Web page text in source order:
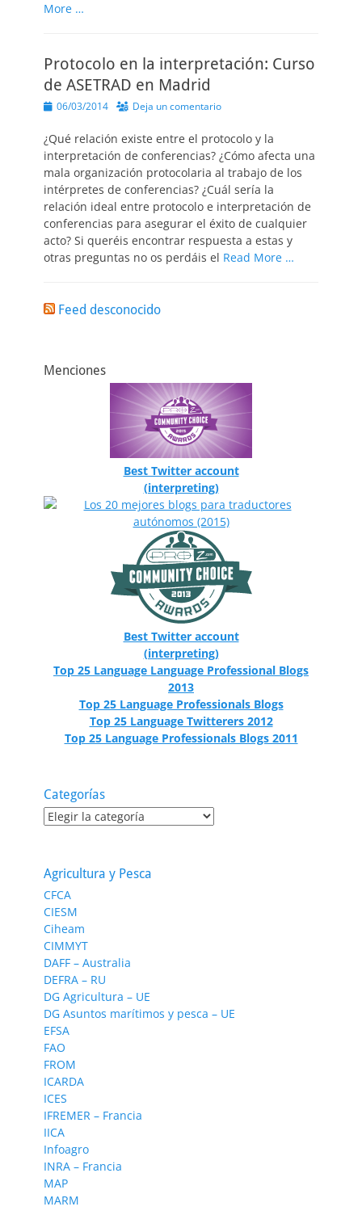
More …
Protocolo en la interpretación: Curso
de ASETRAD en Madrid
Publicado
06/03/2014 Deja un comentario
¿Qué relación existe entre el protocolo y la
interpretación de conferencias? ¿Cómo afecta una
mala organización protocolaria al trabajo de los
intérpretes de conferencias? ¿Cuál sería la
relación ideal entre protocolo e interpretación de
conferencias para asegurar el éxito de cualquier
acto? Si queréis encontrar respuesta a estas y
otras preguntas no os perdáis el Read More …
Feed desconocido
Menciones
Best Twitter account
(interpreting)
Best Twitter account
(interpreting)
Top 25 Language Language Professional Blogs
2013
Top 25 Language Professionals Blogs
Top 25 Language Twitterers 2012
Top 25 Language Professionals Blogs 2011
Categorías
Categorías
Agricultura y Pesca
CFCA
CIESM
Ciheam
CIMMYT
DAFF – Australia
DEFRA – RU
DG Agricultura – UE
DG Asuntos marítimos y pesca – UE
EFSA
FAO
FROM
ICARDA
ICES
IFREMER – Francia
IICA
Infoagro
INRA – Francia
MAP
MARM